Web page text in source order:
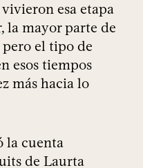
esa etapa
la mayor parte de
el tipo de
esos tiempos
más hacia lo
la cuenta
de Laurta